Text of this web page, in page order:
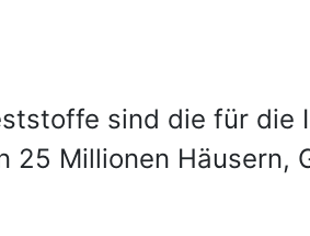
sind die für
Millionen Häusern,